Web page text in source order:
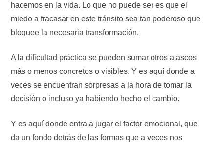
hacemos en la vida. Lo que no puede ser es que el
miedo a fracasar en este tránsito sea tan poderoso que
bloquee la necesaria transformación.
A la dificultad práctica se pueden sumar otros atascos
más o menos concretos o visibles. Y es aquí donde a
veces se encuentran sorpresas a la hora de tomar la
decisión o incluso ya habiendo hecho el cambio.
Y es aquí donde entra a jugar el factor emocional, que
da un fondo detrás de las formas que a veces nos